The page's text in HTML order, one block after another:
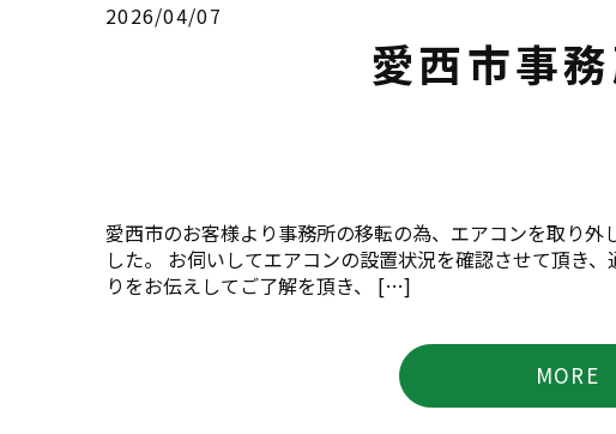
2026/04/07
愛西市事
愛西市のお客様より事務所の移転の為、エアコンを取り
した。 お伺いしてエアコンの設置状況を確認させて頂き
りをお伝えしてご了解を頂き、 […]
MORE